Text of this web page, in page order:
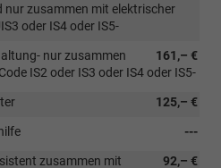
nur zusammen mit elektrischer
oder IS4 oder IS5-
161,– €
nur zusammen
IS2 oder IS3 oder IS4 oder IS5-
125,– €
---
92,– €
zusammen mit